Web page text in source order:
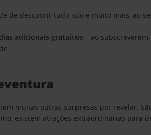
de descobrir tudo isto e muito mais, ao
adicionais gratuitos – ao
muitas outras surpresas por revelar.
existem atrações extraordinárias para